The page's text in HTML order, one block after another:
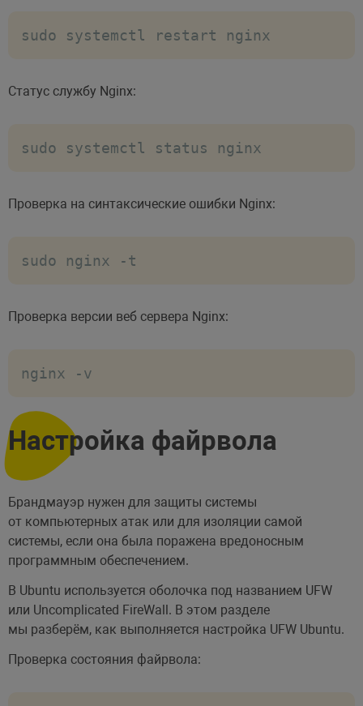
sudo systemctl restart nginx
Статус службу Nginx:
sudo systemctl status nginx
Проверка на синтаксические ошибки Nginx:
sudo nginx -t
Проверка версии веб сервера Nginx:
nginx -v
Настройка файрвола
Брандмауэр нужен для защиты системы
от компьютерных атак или для изоляции самой
системы, если она была поражена вредоносным
программным обеспечением.
В Ubuntu используется оболочка под названием UFW
или Uncomplicated FireWall. В этом разделе
мы разберём, как выполняется настройка UFW Ubuntu.
Проверка состояния файрвола: